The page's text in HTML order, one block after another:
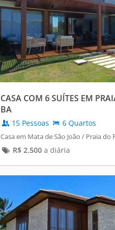
CASA COM 6 SUÍTES EM
BA
15 Pessoas 6 Quartos
Casa em Mata de São João / Praia do
R$ 2.500a diária